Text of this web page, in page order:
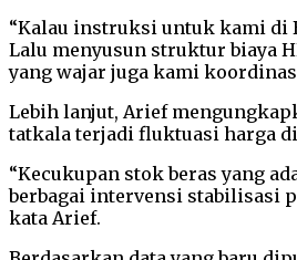
“Kalau instruksi untuk kami di
Lalu menyusun struktur biaya
yang wajar juga kami
Lebih lanjut, Arief
tatkala terjadi fluktuasi harga
“Kecukupan stok beras yang
berbagai intervensi stabilisasi
kata Arief.